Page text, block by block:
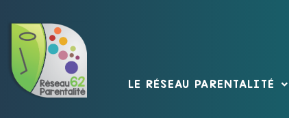
LE RÉSEAU PARENTALITÉ